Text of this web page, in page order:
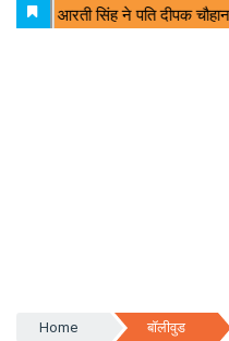
Home बॉलीवुड